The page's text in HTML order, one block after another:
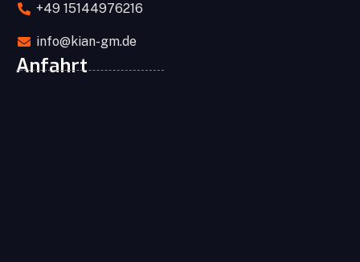
+49 15144976216
info@kian-gm.de
Anfahrt